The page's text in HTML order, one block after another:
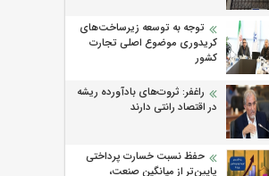
توجه به توسعه زیرساخت‌های
کریدوری موضوع اصلی تجارت
کشور
راغفر: ثروت‌های بادآورده ریشه
در اقتصاد رانتی دارند
حفظ نسبت خسارت پرداختی
پایین‌تر از میانگین صنعت،